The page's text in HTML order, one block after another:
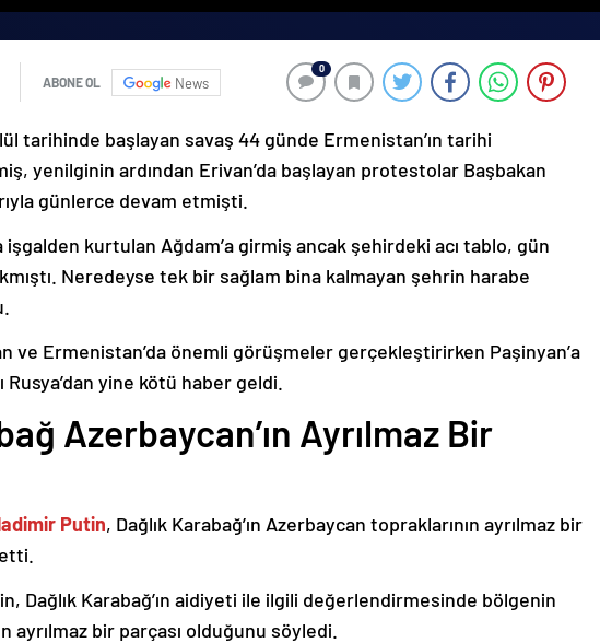
ABONE OL News
0
tarihinde başlayan savaş 44 günde Ermenistan’ın tarihi
yenilginin ardından Erivan’da başlayan protestolar Başbakan
günlerce devam etmişti.
işgalden kurtulan Ağdam’a girmiş ancak şehirdeki acı tablo, gün
Neredeyse tek bir sağlam bina kalmayan şehrin harabe
ve Ermenistan’da önemli görüşmeler gerçekleştirirken Paşinyan’a
Rusya’dan yine kötü haber geldi.
Azerbaycan’ın Ayrılmaz Bir
Putin, Dağlık Karabağ’ın Azerbaycan topraklarının ayrılmaz bir
Dağlık Karabağ’ın aidiyeti ile ilgili değerlendirmesinde bölgenin
ayrılmaz bir parçası olduğunu söyledi.